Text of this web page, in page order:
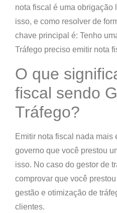
nota fiscal é uma obrigação
isso, e como resolver de
chave principal é: Tenho
Tráfego preciso emitir nota
O que
fiscal sendo
Tráfego?
Emitir nota fiscal nada mais
governo que você prestou
isso. No caso do gestor de
comprovar que você
gestão e otimização de
clientes.